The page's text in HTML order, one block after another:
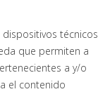
técnicos
que permiten a
a y/o
el contenido